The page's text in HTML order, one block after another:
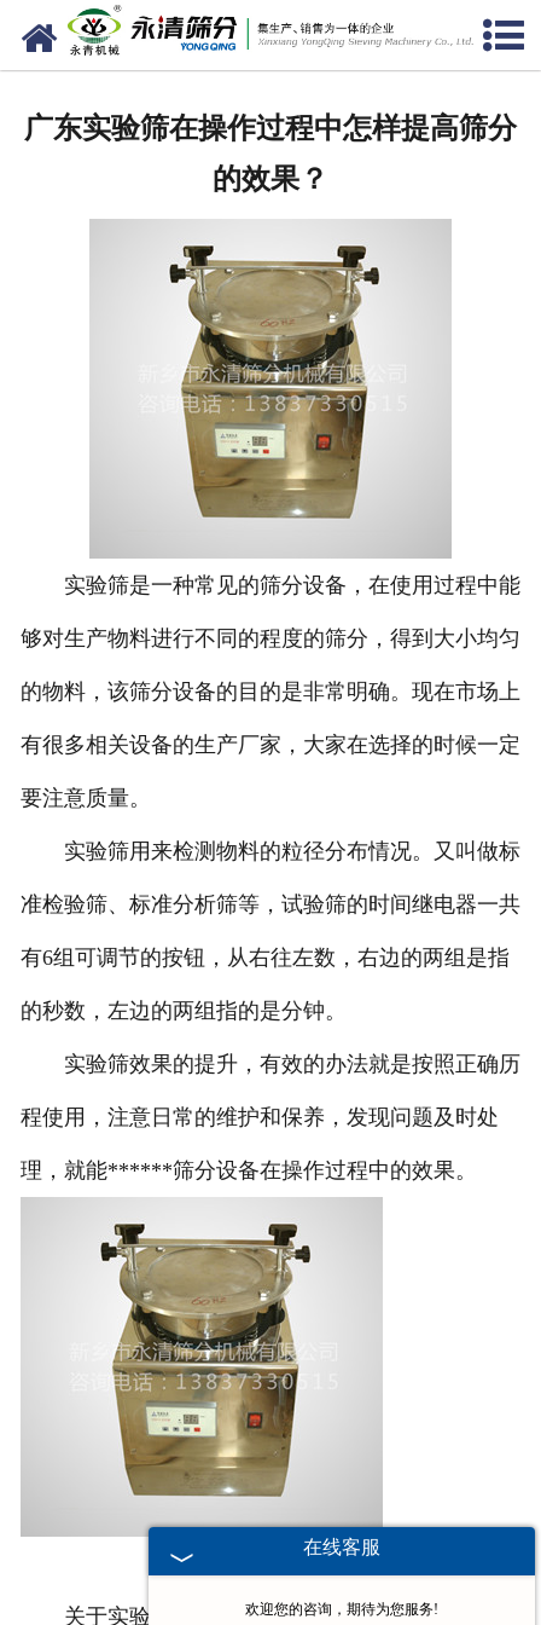
网站首页
产品中心
资质荣誉
服务准则
视频中心
联系我们
广东实验筛在操作过程中怎样提高筛分
的效果？
实验筛是一种常见的筛分设备，在使用过程中能
够对生产物料进行不同的程度的筛分，得到大小均匀
的物料，该筛分设备的目的是非常明确。现在市场上
有很多相关设备的生产厂家，大家在选择的时候一定
要注意质量。
实验筛用来检测物料的粒径分布情况。又叫做标
准检验筛、标准分析筛等，试验筛的时间继电器一共
有6组可调节的按钮，从右往左数，右边的两组是指
的秒数，左边的两组指的是分钟。
实验筛效果的提升，有效的办法就是按照正确历
程使用，注意日常的维护和保养，发现问题及时处
理，就能******筛分设备在操作过程中的效果。
关于实验筛的相关介绍到这里就结束了。我公司
在线客服
欢迎您的咨询，期待为您服务!